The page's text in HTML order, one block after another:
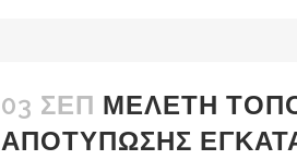
03 ΣΕΠ ΜΕΛΈΤΗ
ΑΠΟΤΎΠΩΣΗΣ